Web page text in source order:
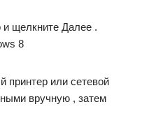
и щелкните Далее .
8
принтер или сетевой
вручную , затем